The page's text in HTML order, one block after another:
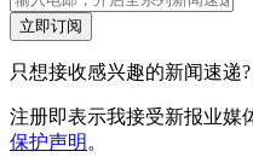
立即订阅
只想接收感兴趣的新闻速递?
注册即表示我接受新报业媒
保护声明 。